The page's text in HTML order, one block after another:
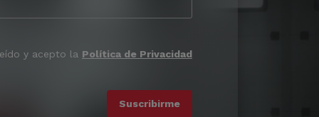
y acepto la Política de Privacidad